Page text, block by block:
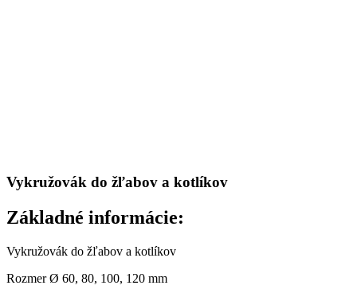
Vykružovák do žľabov a kotlíkov
Základné informácie:
Vykružovák do žľabov a kotlíkov
Rozmer Ø 60, 80, 100, 120 mm